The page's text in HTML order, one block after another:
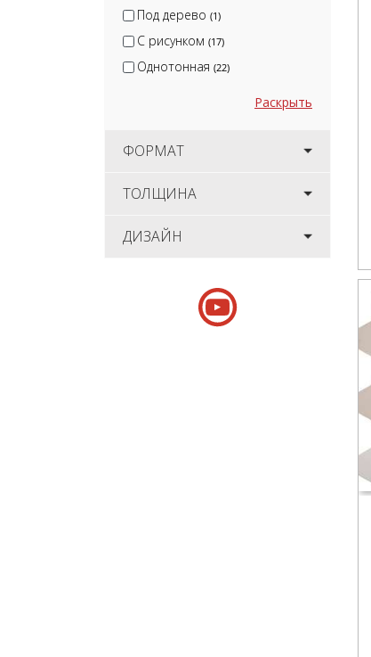
Под дерево (1)
С рисунком (17)
Однотонная (22)
Раскрыть
ФОРМАТ
ТОЛЩИНА
ДИЗАЙН